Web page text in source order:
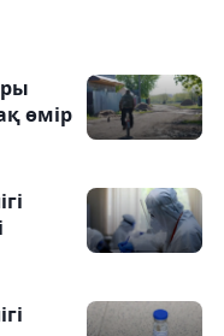
өмір